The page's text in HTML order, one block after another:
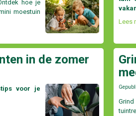
hoe je
moestuin
Lees
in de zomer
voor je